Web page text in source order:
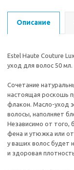
Описание
Estel Haute Couture
уход для волос 50 мл.
Сочетание
настоящая роскошь
флакон. Масло-уход
волосы, наполняет
Независимо от того,
фена и утюжка или
у ваших волос будет
и здоровая